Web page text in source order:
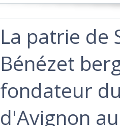
‎La patrie de
Bénézet
fondateur
d'Avignon